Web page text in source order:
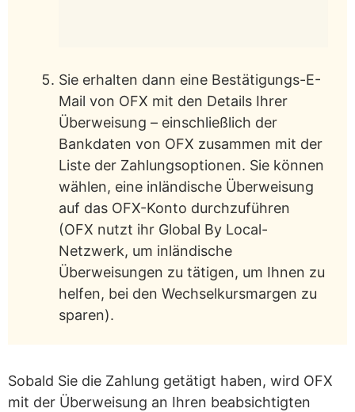
Sie erhalten dann eine Bestätigungs-E-
Mail von OFX mit den Details Ihrer
Überweisung – einschließlich der
Bankdaten von OFX zusammen mit der
Liste der Zahlungsoptionen. Sie können
wählen, eine inländische Überweisung
auf das OFX-Konto durchzuführen
(OFX nutzt ihr Global By Local-
Netzwerk, um inländische
Überweisungen zu tätigen, um Ihnen zu
helfen, bei den Wechselkursmargen zu
sparen).
Sobald Sie die Zahlung getätigt haben, wird OFX
mit der Überweisung an Ihren beabsichtigten